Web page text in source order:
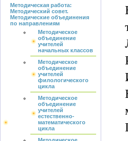
Методическая работа:
Методический совет.
Методические объединения
по направлениям
Методическое
объединение
учителей
начальных классов
Методическое
объединение
учителей
филологического
цикла
Методическое
объединение
учителей
естественно-
математического
цикла